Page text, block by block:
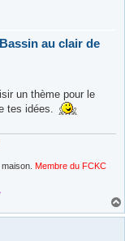
au clair de
un thème pour le
tes idées.
Membre du FCKC